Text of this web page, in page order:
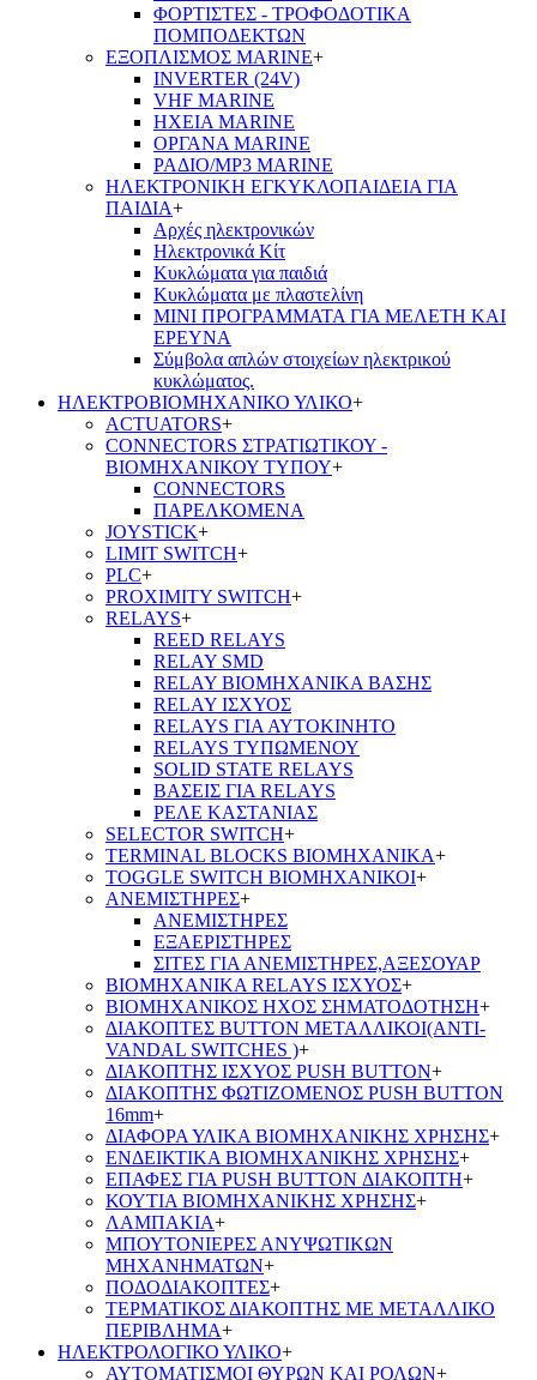
ΦΟΡΤΙΣΤΕΣ - ΤΡΟΦΟΔΟΤΙΚΑ
ΠΟΜΠΟΔΕΚΤΩΝ
ΕΞΟΠΛΙΣΜΟΣ MARINE+
INVERTER (24V)
VHF MARINE
ΗΧΕΙΑ MARINE
ΟΡΓΑΝΑ MARINE
ΡΑΔΙΟ/MP3 MARINE
ΗΛΕΚΤΡΟΝΙΚΗ ΕΓΚΥΚΛΟΠΑΙΔΕΙΑ ΓΙΑ
ΠΑΙΔΙΑ+
Αρχές ηλεκτρονικών
Ηλεκτρονικά Κίτ
Κυκλώματα για παιδιά
Κυκλώματα με πλαστελίνη
ΜΙΝΙ ΠΡΟΓΡΑΜΜΑΤΑ ΓΙΑ ΜΕΛΕΤΗ ΚΑΙ
ΕΡΕΥΝΑ
Σύμβολα απλών στοιχείων ηλεκτρικού
κυκλώματος.
ΗΛΕΚΤΡΟΒΙΟΜΗΧΑΝΙΚΟ ΥΛΙΚΟ+
ACTUATORS+
CONNECTORS ΣΤΡΑΤΙΩΤΙΚΟΥ -
ΒΙΟΜΗΧΑΝΙΚΟΥ ΤΥΠΟΥ+
CONNECTORS
ΠΑΡΕΛΚΟΜΕΝΑ
JOYSTICK+
LIMIT SWITCH+
PLC+
PROXIMITY SWITCH+
RELAYS+
REED RELAYS
RELAY SMD
RELAY ΒΙΟΜΗΧΑΝΙΚΑ ΒΑΣΗΣ
RELAY ΙΣΧΥΟΣ
RELAYS ΓΙΑ ΑΥΤΟΚΙΝΗΤΟ
RELAYS ΤΥΠΩΜΕΝΟΥ
SOLID STATE RELAYS
ΒΑΣΕΙΣ ΓΙΑ RELAYS
ΡΕΛΕ ΚΑΣΤΑΝΙΑΣ
SELECTOR SWITCH+
TERMINAL BLOCKS ΒΙΟΜΗΧΑΝΙΚΑ+
TOGGLE SWITCH ΒΙΟΜΗΧΑΝΙΚΟΙ+
ΑΝΕΜΙΣΤΗΡΕΣ+
ΑΝΕΜΙΣΤΗΡΕΣ
ΕΞΑΕΡΙΣΤΗΡΕΣ
ΣΙΤΕΣ ΓΙΑ ΑΝΕΜΙΣΤΗΡΕΣ,ΑΞΕΣΟΥΑΡ
ΒΙΟΜΗΧΑΝΙΚΑ RELAYS ΙΣΧΥΟΣ+
ΒΙΟΜΗΧΑΝΙΚΟΣ ΗΧΟΣ ΣΗΜΑΤΟΔΟΤΗΣΗ+
ΔΙΑΚΟΠΤΕΣ BUTTON ΜΕΤΑΛΛΙΚΟΙ(ANTI-
VANDAL SWITCHES )+
ΔΙΑΚΟΠΤΗΣ ΙΣΧΥΟΣ PUSH BUTTON+
ΔΙΑΚΟΠΤΗΣ ΦΩΤΙΖΟΜΕΝΟΣ PUSH BUTTON
16mm+
ΔΙΑΦΟΡΑ ΥΛΙΚΑ ΒΙΟΜΗΧΑΝΙΚΗΣ ΧΡΗΣΗΣ+
ΕΝΔΕΙΚΤΙΚΑ ΒΙΟΜΗΧΑΝΙΚΗΣ ΧΡΗΣΗΣ+
ΕΠΑΦΕΣ ΓΙΑ PUSH BUTTON ΔΙΑΚΟΠΤΗ+
ΚΟΥΤΙΑ ΒΙΟΜΗΧΑΝΙΚΗΣ ΧΡΗΣΗΣ+
ΛΑΜΠΑΚΙΑ+
ΜΠΟΥΤΟΝΙΕΡΕΣ ΑΝΥΨΩΤΙΚΩΝ
ΜΗΧΑΝΗΜΑΤΩΝ+
ΠΟΔΟΔΙΑΚΟΠΤΕΣ+
ΤΕΡΜΑΤΙΚΟΣ ΔΙΑΚΟΠΤΗΣ ΜΕ ΜΕΤΑΛΛΙΚΟ
ΠΕΡΙΒΛΗΜΑ+
ΗΛΕΚΤΡΟΛΟΓΙΚΟ ΥΛΙΚΟ+
ΑΥΤΟΜΑΤΙΣΜΟΙ ΘΥΡΩΝ ΚΑΙ ΡΟΛΩΝ+